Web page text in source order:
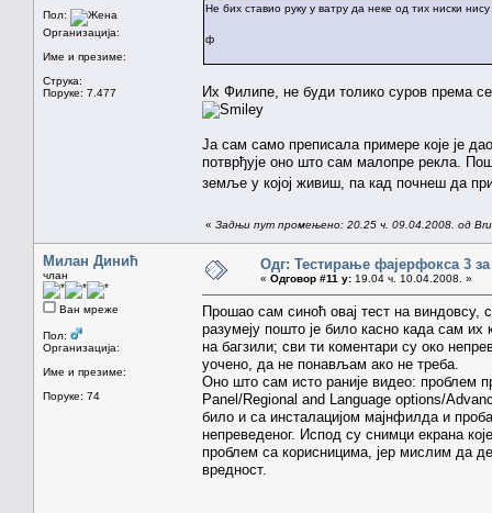
Пол:
Организација:
Име и презиме:
Струка:
Поруке: 7.477
Не бих ставио руку у ватру да неке од тих ниски
ф
Их Филипе, не буди толико суров према
Ја сам само преписала примере које је
потврђује оно што сам малопре рекла.
земље у којој живиш, па кад почнеш да
« Задњи пут промењено: 20.25 ч. 09.04.2008. од
Милан Динић
члан
Ван мреже
Пол:
Организација:
Име и презиме:
Поруке: 74
Одг: Тестирање фајерфокса 3
« Одговор #11 у: 19.04 ч. 10.04.2008. »
Прошао сам синоћ овај тест на
разумеју пошто је било касно када сам
на багзили; сви ти коментари су око
уочено, да не понављам ако не треба.
Оно што сам исто раније видео: проблем
Panel/Regional and Language options/
било и са инсталацијом мајнфилда и
непреведеног. Испод су снимци екрана
проблем са корисницима, јер мислим да
вредност.